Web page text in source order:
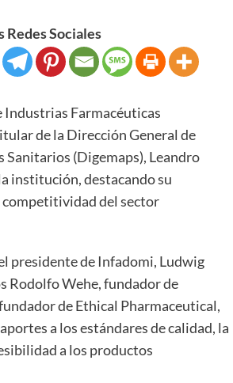
Redes Sociales
Industrias Farmacéuticas
de la Dirección General de
(Digemaps), Leandro
institución, destacando su
del sector
presidente de Infadomi, Ludwig
Rodolfo Wehe, fundador de
de Ethical Pharmaceutical,
a los estándares de calidad, la
a los productos